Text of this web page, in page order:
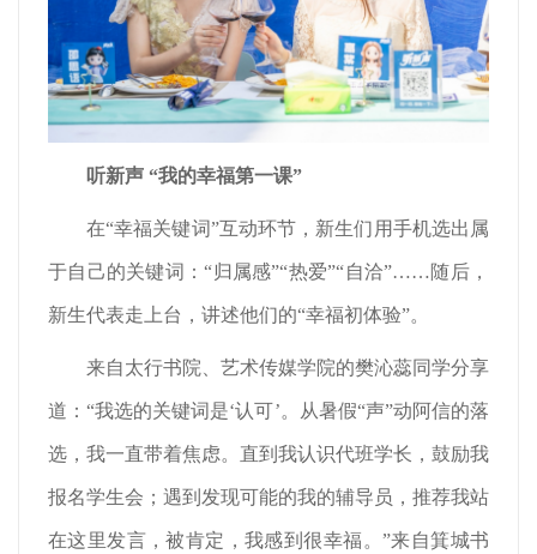
听新声 “我的幸福第一课”
在“幸福关键词”互动环节，新生们用手机选出属
于自己的关键词：“归属感”“热爱”“自洽”……随后，
新生代表走上台，讲述他们的“幸福初体验”。
来自太行书院、艺术传媒学院的樊沁蕊同学分享
道：“我选的关键词是‘认可’。从暑假“声”动阿信的落
选，我一直带着焦虑。直到我认识代班学长，鼓励我
报名学生会；遇到发现可能的我的辅导员，推荐我站
在这里发言，被肯定，我感到很幸福。”来自箕城书